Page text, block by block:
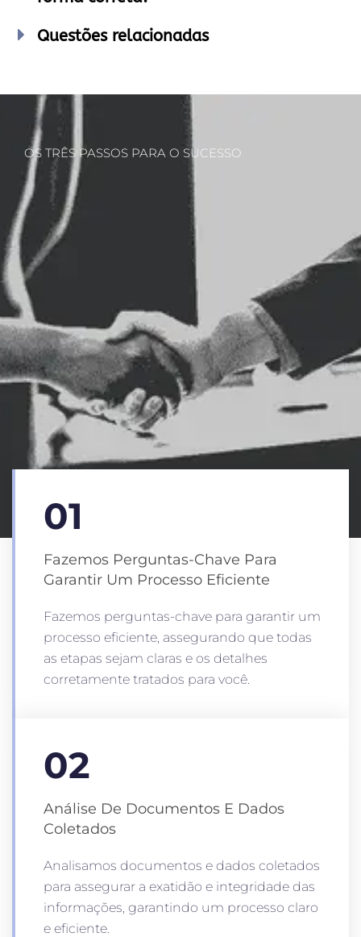
Questões relacionadas
OS TRÊS PASSOS PARA O SUCESSO
01
Fazemos Perguntas-Chave Para
Garantir Um Processo Eficiente
Fazemos perguntas-chave para garantir um
processo eficiente, assegurando que todas
as etapas sejam claras e os detalhes
corretamente tratados para você.
02
Análise De Documentos E Dados
Coletados
Analisamos documentos e dados coletados
para assegurar a exatidão e integridade das
informações, garantindo um processo claro
e eficiente.